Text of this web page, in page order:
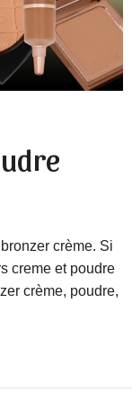
crème. Si
creme et poudre
crème, poudre,